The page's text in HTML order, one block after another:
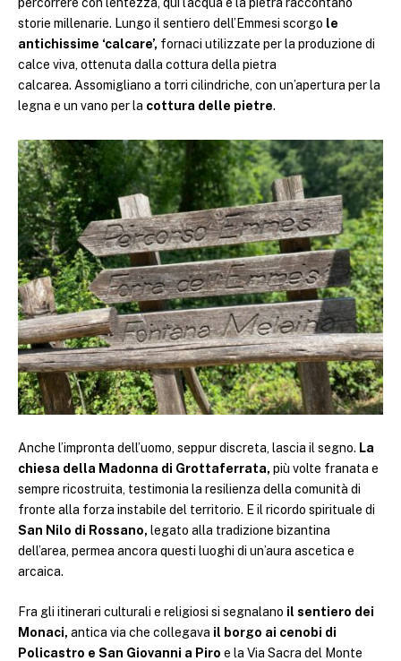
percorrere con lentezza, qui l’acqua e la pietra raccontano
storie millenarie. Lungo il sentiero dell’Emmesi scorgo le
antichissime ‘calcare’, fornaci utilizzate per la produzione di
calce viva, ottenuta dalla cottura della pietra
calcarea. Assomigliano a torri cilindriche, con un’apertura per la
legna e un vano per la cottura delle pietre.
Anche l’impronta dell’uomo, seppur discreta, lascia il segno. La
chiesa della Madonna di Grottaferrata, più volte franata e
sempre ricostruita, testimonia la resilienza della comunità di
fronte alla forza instabile del territorio. E il ricordo spirituale di
San Nilo di Rossano, legato alla tradizione bizantina
dell’area, permea ancora questi luoghi di un’aura ascetica e
arcaica.
Fra gli itinerari culturali e religiosi si segnalano il sentiero dei
Monaci, antica via che collegava il borgo ai cenobi di
Policastro e San Giovanni a Piro e la Via Sacra del Monte